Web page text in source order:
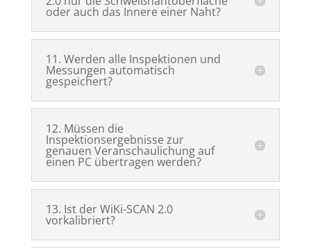
oder auch das Innere einer Naht?
11. Werden alle Inspektionen und
Messungen automatisch
gespeichert?
12. Müssen die
Inspektionsergebnisse zur
genauen Veranschaulichung auf
einen PC übertragen werden?
13. Ist der WiKi-SCAN 2.0
vorkalibriert?